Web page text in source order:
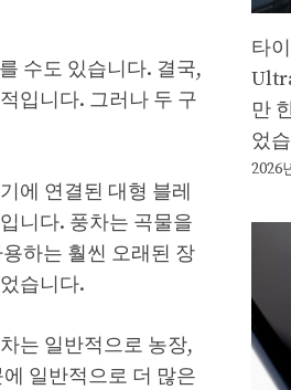
수도 있습니다. 결국,
입니다. 그러나 두 구
에 연결된 대형 블레
니다. 풍차는 곡물을
하는 훨씬 오래된 장
습니다.
는 일반적으로 농장,
일반적으로 더 많은
타
만
었
2026